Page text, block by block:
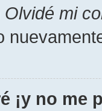
Olvidé mi
¡y no me